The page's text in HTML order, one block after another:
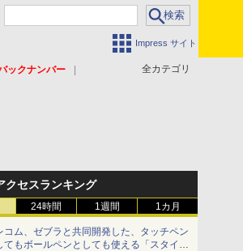
Impress サイト
全カテゴリ
ックナンバー
クセスランキング
24時間 1週間 1カ月
コム、ゼブラと共同開発した、タッチペン
てもボールペンとしても使える「スタイラ